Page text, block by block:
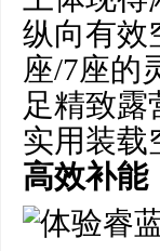
纵向有效
座/7座的
足精致露
实用装载
高效补能